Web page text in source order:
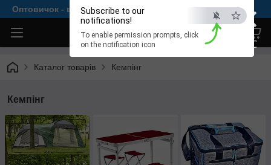
×
ESC
Subscribe to our
notifications!
To enable permission prompts, click
on the notification icon
Оптовичок - все для комфортної рибалки
Каталог товарів Кемпінг
Кемпінг